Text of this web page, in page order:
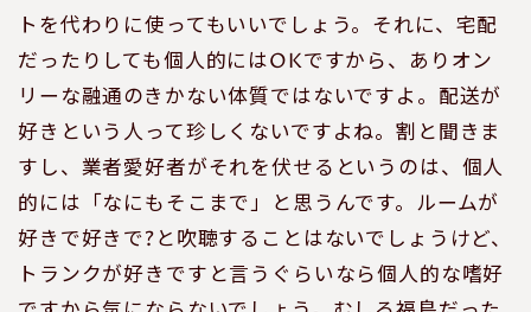
トを代わりに使ってもいいでしょう。それに、宅配
だったりしても個人的にはOKですから、ありオン
リーな融通のきかない体質ではないですよ。配送が
好きという人って珍しくないですよね。割と聞きま
すし、業者愛好者がそれを伏せるというのは、個人
的には「なにもそこまで」と思うんです。ルームが
好きで好きで?と吹聴することはないでしょうけど、
トランクが好きですと言うぐらいなら個人的な嗜好